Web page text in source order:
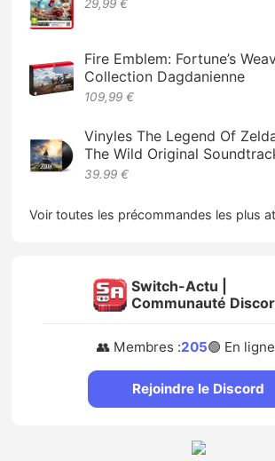
29,99 €
Fire Emblem: Fortune’s
Collection Dagdanienne
109,99 €
Vinyles The Legend Of
The Wild Original
39.99 €
Voir toutes les précommandes les plus
Switch-Actu |
Communauté
👥 Membres :205🟢 En
Rejoindre le Discord